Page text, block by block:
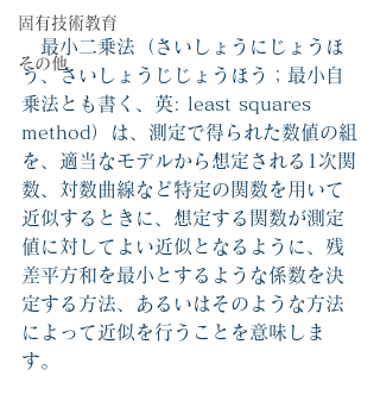
固有技術教育
その他
最小二乗法（さいしょうにじょうほ
う、さいしょうじじょうほう；最小自
乗法とも書く、英: least squares
method）は、測定で得られた数値の組
を、適当なモデルから想定される1次関
数、対数曲線など特定の関数を用いて
近似するときに、想定する関数が測定
値に対してよい近似となるように、残
差平方和を最小とするような係数を決
定する方法、あるいはそのような方法
によって近似を行うことを意味しま
す。